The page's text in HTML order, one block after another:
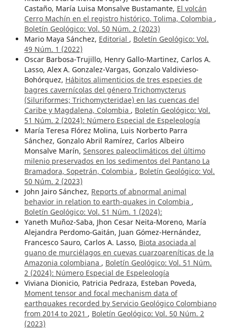
Castaño, María Luisa Monsalve Bustamante, El volcán
Cerro Machín en el registro histórico, Tolima, Colombia ,
Boletín Geológico: Vol. 50 Núm. 2 (2023)
Mario Maya Sánchez, Editorial , Boletín Geológico: Vol.
49 Núm. 1 (2022)
Oscar Barbosa-Trujillo, Henry Gallo-Martinez, Carlos A.
Lasso, Alex A. Gonzalez-Vargas, Gonzalo Valdivieso-
Bohórquez, Hábitos alimenticios de tres especies de
bagres cavernícolas del género Trichomycterus
(Siluriformes; Trichomycteridae) en las cuencas del
Caribe y Magdalena, Colombia , Boletín Geológico: Vol.
51 Núm. 2 (2024): Número Especial de Espeleología
María Teresa Flórez Molina, Luis Norberto Parra
Sánchez, Gonzalo Abril Ramírez, Carlos Albeiro
Monsalve Marín, Sensores paleoclimáticos del último
milenio preservados en los sedimentos del Pantano La
Bramadora, Sopetrán, Colombia , Boletín Geológico: Vol.
50 Núm. 2 (2023)
John Jairo Sánchez, Reports of abnormal animal
behavior in relation to earth-quakes in Colombia ,
Boletín Geológico: Vol. 51 Núm. 1 (2024):
Yaneth Muñoz-Saba, Jhon Cesar Neita-Moreno, María
Alejandra Perdomo-Gaitán, Juan Gómez-Hernández,
Francesco Sauro, Carlos A. Lasso, Biota asociada al
guano de murciélagos en cuevas cuarzoareníticas de la
Amazonia colombiana , Boletín Geológico: Vol. 51 Núm.
2 (2024): Número Especial de Espeleología
Viviana Dionicio, Patricia Pedraza, Esteban Poveda,
Moment tensor and focal mechanism data of
earthquakes recorded by Servicio Geológico Colombiano
from 2014 to 2021 , Boletín Geológico: Vol. 50 Núm. 2
(2023)